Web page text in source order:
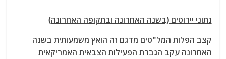
נתוני יירוטים (בשנה האחרונה ובתקופה האחרונה)
קצב הפלות המל"טים מדגם זה הואץ משמעותית בשנה
האחרונה עקב הגברת הפעילות הצבאית האמריקאית